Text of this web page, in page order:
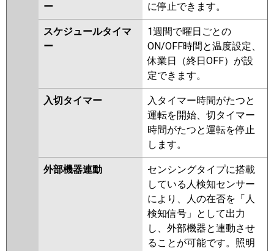
ー
に停止できます。
スケジュールタイマ
ー
1週間で曜日ごとの
ON/OFF時間と温度設定、
休業日（終日OFF）が設
定できます。
入切タイマー
入タイマー時間がたつと
運転を開始、切タイマー
時間がたつと運転を停止
します。
外部機器連動
センシングタイプに搭載
している人検知センサー
により、人の在否を「人
検知信号」として出力
し、外部機器と連動させ
ることが可能です。照明